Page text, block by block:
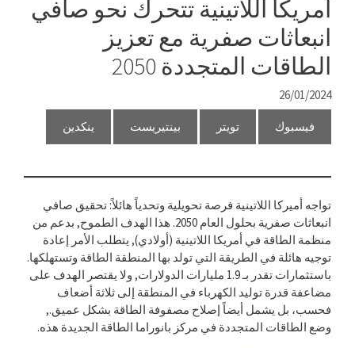
أمريكا اللاتينية تتحرك نحو صافي
انبعاثات صفرية مع تعزيز
الطاقات المتجددة 2050
26/01/2024
فيسبوك تويتر بينتيريست ينكدين
تواجه أميركا اللاتينية فرصة تحويلية وتحدياً هائلاً: تحقيق صافي
انبعاثات صفرية بحلول العام 2050. هذا الهدف الطموح, بدعم من
منظمة الطاقة في أمريكا اللاتينية (أولادي), يتطلب الأمر إعادة
توجيه هائلة في الطريقة التي تولد بها المنطقة الطاقة وتستهلكها.
باستثمارات تقدر بـ 1.9 مليارات الدولارات, ولا يقتصر الهدف على
مضاعفة قدرة توليد الكهرباء في المنطقة إلى ثلاثة أضعاف
فحسب، بل يشمل أيضاً إصلاح مصفوفة الطاقة بشكل عميق.,
وضع الطاقات المتجددة في مركز بانوراما الطاقة الجديدة هذه.